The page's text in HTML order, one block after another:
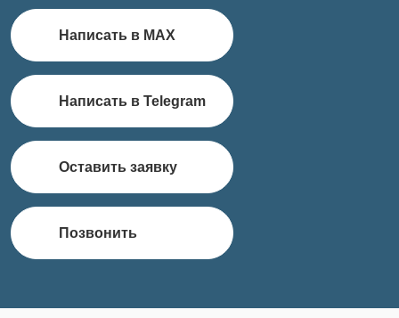
Написать в MAX
Написать в Telegram
Оставить заявку
Позвонить